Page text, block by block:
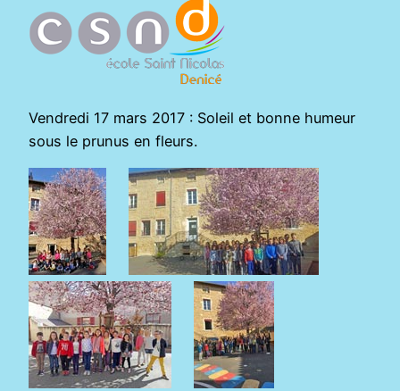
Vendredi 17 mars 2017 : Soleil et bonne humeur
sous le prunus en fleurs.